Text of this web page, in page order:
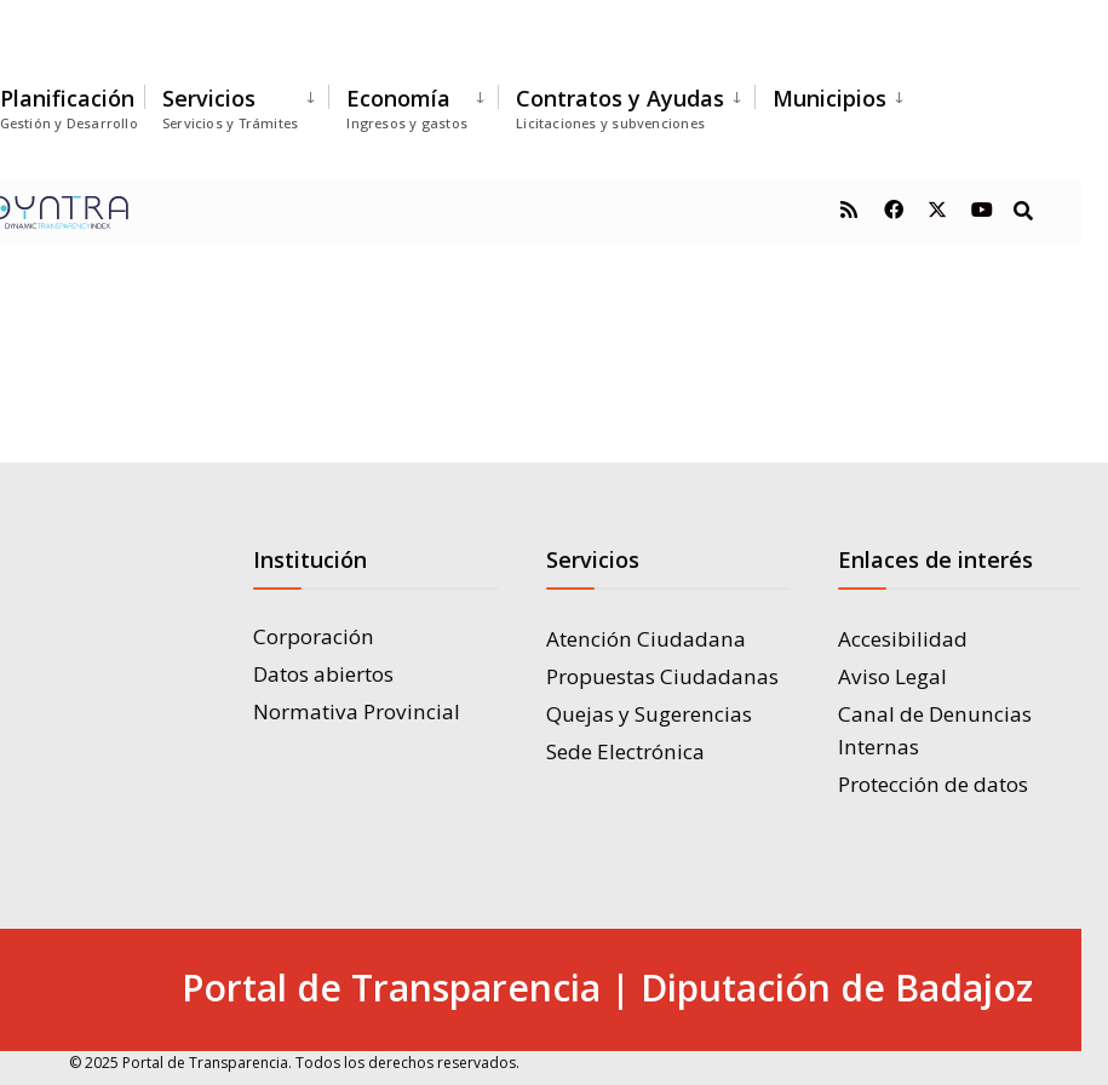
Planificación
Gestión y Desarrollo
Servicios
Servicios y Trámites
Economía
Ingresos y gastos
Contratos y Ayudas
Licitaciones y subvenciones
Municipios
Institución
Corporación
Datos abiertos
Normativa Provincial
Servicios
Atención Ciudadana
Propuestas Ciudadanas
Quejas y Sugerencias
Sede Electrónica
Enlaces de interés
Accesibilidad
Aviso Legal
Canal de Denuncias
Internas
Protección de datos
Portal de Transparencia | Diputación de Badajoz
© 2025 Portal de Transparencia. Todos los derechos reservados.